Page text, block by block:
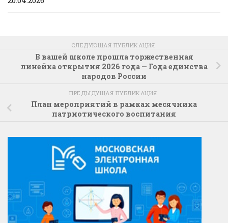
СЛЕДУЮЩАЯ ПУБЛИКАЦИЯ
В вашей школе прошла торжественная
линейка открытия 2026 года — Года единства
народов России
ПРЕДЫДУЩАЯ ПУБЛИКАЦИЯ
План мероприятий в рамках месячника
патриотического воспитания